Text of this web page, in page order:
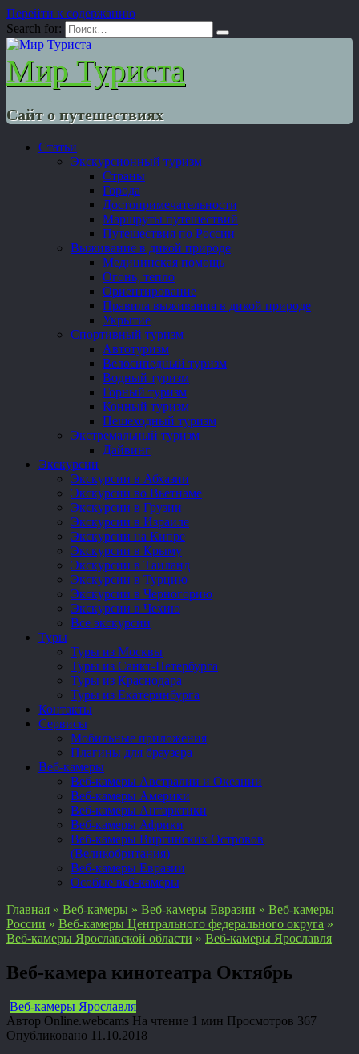
Перейти к содержанию
Search for:
Мир Туриста
Сайт о путешествиях
Статьи
Экскурсионный туризм
Страны
Города
Достопримечательности
Маршруты путешествий
Путешествия по России
Выживание в дикой природе
Медицинская помощь
Огонь, тепло
Ориентирование
Правила выживания в дикой природе
Укрытие
Спортивный туризм
Автотуризм
Велосипедный туризм
Водный туризм
Горный туризм
Конный туризм
Пешеходный туризм
Экстремальный туризм
Дайвинг
Экскурсии
Экскурсии в Абхазии
Экскурсии во Вьетнаме
Экскурсии в Грузии
Экскурсии в Израиле
Экскурсии на Кипре
Экскурсии в Крыму
Экскурсии в Таиланд
Экскурсии в Турцию
Экскурсии в Черногорию
Экскурсии в Чехию
Все экскурсии
Туры
Туры из Москвы
Туры из Санкт-Петербурга
Туры из Краснодара
Туры из Екатеринбурга
Контакты
Сервисы
Мобильные приложения
Плагины для браузера
Веб-камеры
Веб-камеры Австралии и Океании
Веб-камеры Америки
Веб-камеры Антарктики
Веб-камеры Африки
Веб-камеры Виргинских Островов
(Великобритания)
Веб-камеры Евразии
Особые веб-камеры
Главная » Веб-камеры » Веб-камеры Евразии » Веб-камеры
России » Веб-камеры Центрального федерального округа »
Веб-камеры Ярославской области » Веб-камеры Ярославля
Веб-камера кинотеатра Октябрь
Веб-камеры Ярославля
Автор Online.webcams На чтение 1 мин Просмотров 367
Опубликовано 11.10.2018